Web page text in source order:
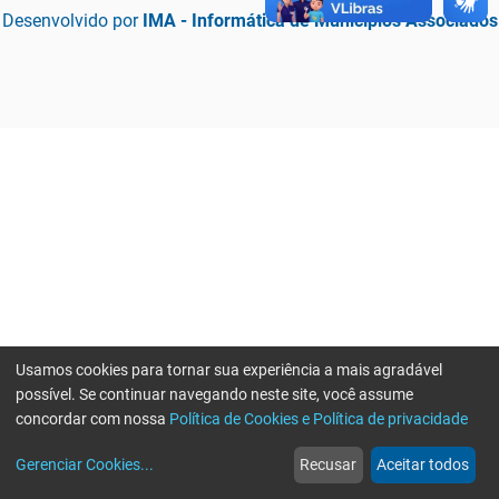
Desenvolvido por IMA - Informática de Municípios Associados
web
Notícias
more_horiz
Mais
Usamos cookies para tornar sua experiência a mais agradável
possível. Se continuar navegando neste site, você assume
concordar com nossa Política de Cookies e Política de privacidade
Gerenciar Cookies... Recusar Aceitar todos
Erro ao enviar informações, por favor tente novamente